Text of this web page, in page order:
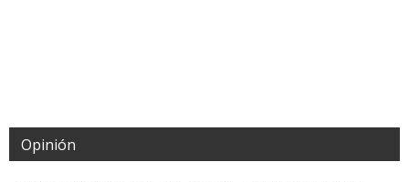
Opinión